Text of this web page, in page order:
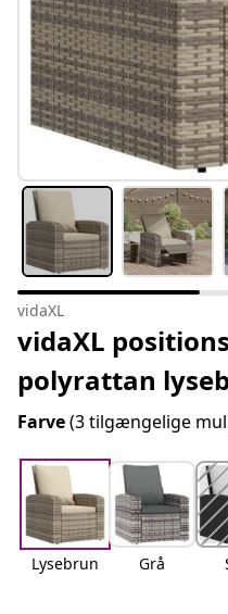
vidaXL
vidaXL
polyrattan
Farve(3 tilgængelige
Lysebrun Grå